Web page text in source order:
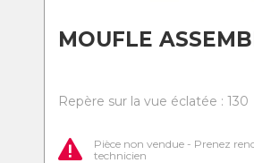
MOUFLE
Repère sur la vue éclatée : 130
Pièce non vendue - Prenez
technicien